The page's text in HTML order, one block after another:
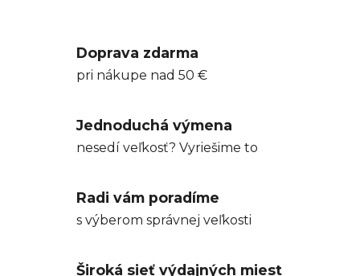
Doprava zdarma
pri nákupe nad 50 €
Jednoduchá výmena
nesedí veľkosť? Vyriešime to
Radi vám poradíme
s výberom správnej veľkosti
Široká sieť výdajných miest